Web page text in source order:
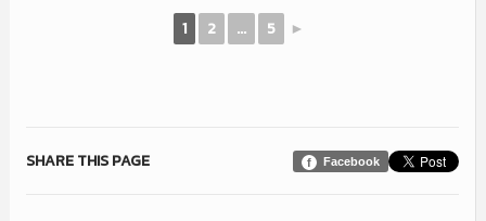
1 2 ... 5 ►
Facebook
SHARE THIS PAGE